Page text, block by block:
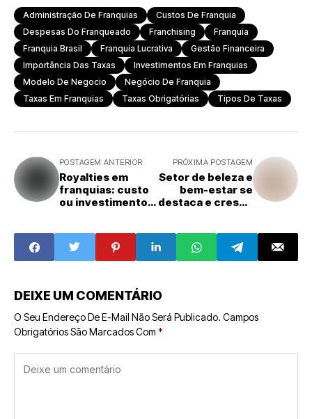
Administração De Franquias
Custos De Franquia
Despesas Do Franqueado
Franchising
Franquia
Franquia Brasil
Franquia Lucrativa
Gestão Financeira
Importância Das Taxas
Investimentos Em Franquias
Modelo De Negocio
Negócio De Franquia
Taxas Em Franquias
Taxas Obrigatórias Tipos De Taxas
POSTAGEM ANTERIOR
Royalties em
franquias: custo
ou investimento
PRÓXIMA POSTAGEM
Setor de beleza e
bem-estar se
destaca e cresce
brasileiro
DEIXE UM COMENTÁRIO
O Seu Endereço De E-Mail Não Será Publicado. Campos
Obrigatórios São Marcados Com *